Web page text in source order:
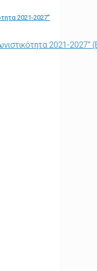
2021-2027”
2021-